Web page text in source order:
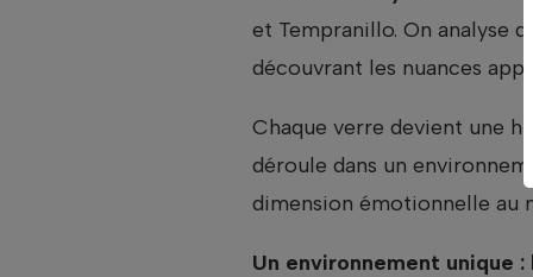
et Tempranillo. On analyse
découvrant les nuances
Chaque verre devient une
déroule dans un
dimension émotionnelle au
Un environnement unique